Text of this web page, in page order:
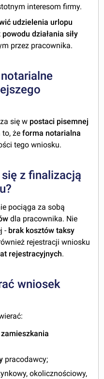
interesom firmy.
udzielenia urlopu
działania siły
przez pracownika.
się w postaci pisemnej
to, żeforma notarialna
tego wniosku.
z finalizacją
pociąga za sobą
dla pracownika. Nie
- brak kosztów taksy
rejestracji wniosku
rejestracyjnych.
wniosek
pracodawcy;
okolicznościowy,